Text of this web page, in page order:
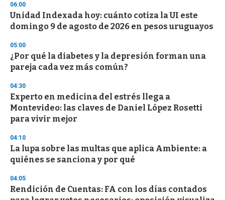
d
s
o
f
3
s
e
c
n
d
s
06:00
Unidad Indexada hoy: cuánto cotiza la UI este
domingo 9 de agosto de 2026 en pesos uruguayos
05:00
¿Por qué la diabetes y la depresión forman una
pareja cada vez más común?
04:30
Experto en medicina del estrés llega a
Montevideo: las claves de Daniel López Rosetti
para vivir mejor
04:10
La lupa sobre las multas que aplica Ambiente: a
quiénes se sanciona y por qué
04:05
Rendición de Cuentas: FA con los días contados